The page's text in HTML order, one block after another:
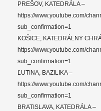
PREŠOV, KATEDRÁLA –
https://www.youtube.com/
sub_confirmation=1
KOŠICE, KATEDRÁLNY
https://www.youtube.com/
sub_confirmation=1
ĽUTINA, BAZILIKA –
https://www.youtube.com/
sub_confirmation=1
BRATISLAVA, KATEDRÁLA –